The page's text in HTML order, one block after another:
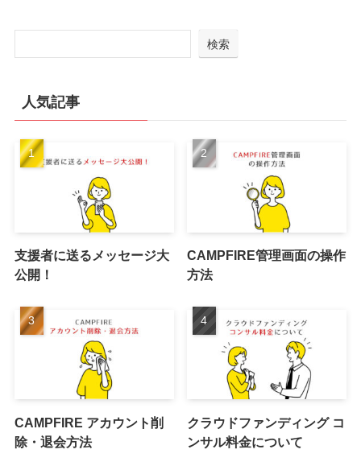
検索
人気記事
支援者に送るメッセージ大
公開！
CAMPFIRE管理画面の操作
方法
CAMPFIRE アカウント削
除・退会方法
クラウドファンディング コ
ンサル料金について